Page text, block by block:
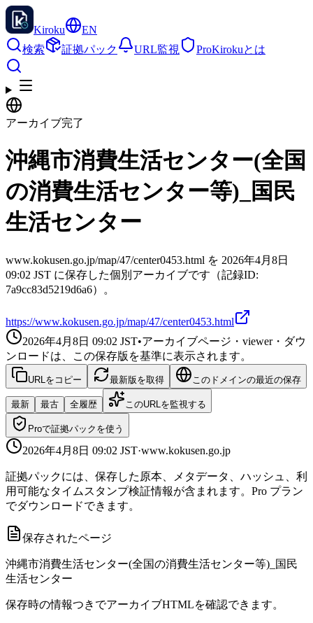
Kiroku
EN
検索
証拠パック URL監視 ProKirokuとは
アーカイブ完了
沖縄市消費生活センター(全国
の消費生活センター等)_国民
生活センター
www.kokusen.go.jp/map/47/center0453.html を 2026年4月8日
09:02 JST に保存した個別アーカイブです（記録ID:
7a9cc83d5219d6a6）。
https://www.kokusen.go.jp/map/47/center0453.html
2026年4月8日 09:02 JST•アーカイブページ・viewer・ダウ
ンロードは、この保存版を基準に表示されます。
URLをコピー 最新版を取得 このドメインの最近の保存
最新 最古 全履歴 このURLを監視する
Proで証拠パックを使う
2026年4月8日 09:02 JST·www.kokusen.go.jp
証拠パックには、保存した原本、メタデータ、ハッシュ、利
用可能なタイムスタンプ検証情報が含まれます。Pro プラン
でダウンロードできます。
保存されたページ
沖縄市消費生活センター(全国の消費生活センター等)_国民
生活センター
保存時の情報つきでアーカイブHTMLを確認できます。